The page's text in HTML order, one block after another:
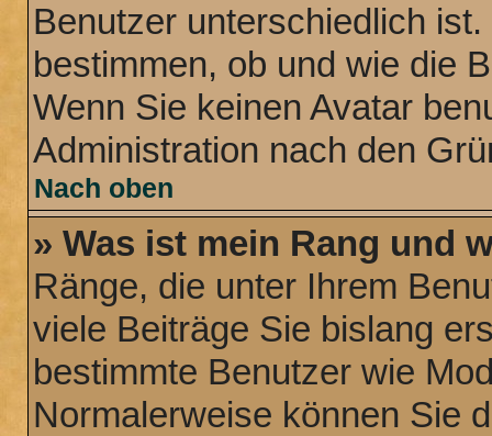
Benutzer unterschiedlich
bestimmen, ob und wie die
Wenn Sie keinen Avatar
Administration nach den
Nach oben
» Was ist mein Rang und
Ränge, die unter Ihrem
viele Beiträge Sie bislang
bestimmte Benutzer wie
Normalerweise können Sie